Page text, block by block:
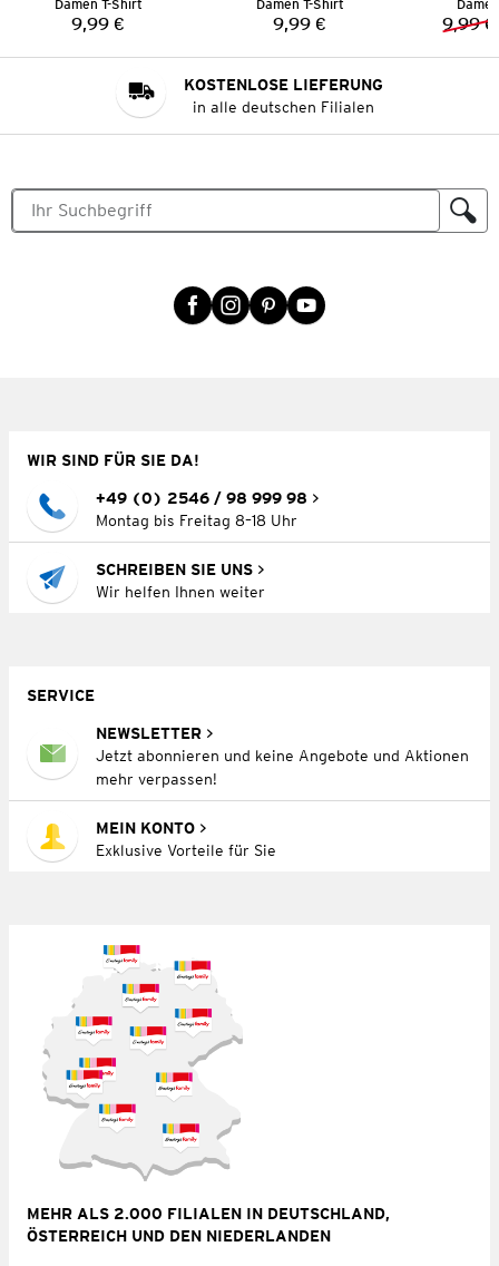
Damen T-Shirt
Preis:
9,99 €
Damen T-Shirt
Preis:
9,99 € 9,99 €
KOSTENLOSE LIEFERUNG
in alle deutschen Filialen
WIR SIND FÜR SIE DA!
+49 (0) 2546 / 98 999 98
Montag bis Freitag 8–18 Uhr
SCHREIBEN SIE UNS
Wir helfen Ihnen weiter
SERVICE
NEWSLETTER
Jetzt abonnieren und keine Angebote und Aktionen
mehr verpassen!
MEIN KONTO
Exklusive Vorteile für Sie
MEHR ALS 2.000 FILIALEN IN DEUTSCHLAND,
ÖSTERREICH UND DEN NIEDERLANDEN